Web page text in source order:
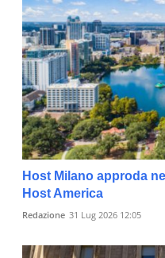
Host Milano approda
Host America
Redazione 31 Lug 2026 12:05